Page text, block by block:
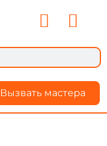
Вызвать мастера